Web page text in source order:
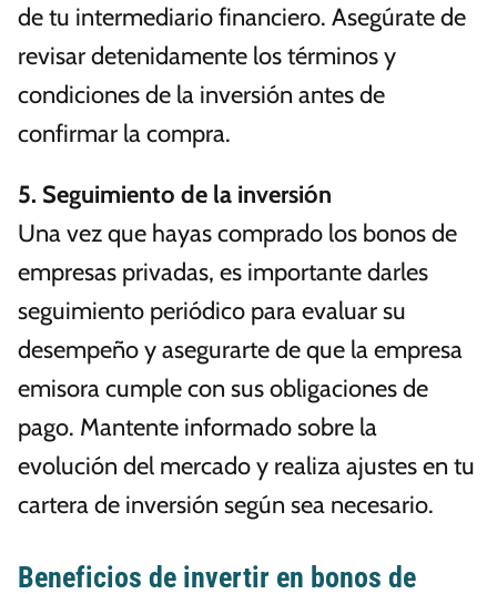
de tu intermediario financiero. Asegúrate de
revisar detenidamente los términos y
condiciones de la inversión antes de
confirmar la compra.
5. Seguimiento de la inversión
Una vez que hayas comprado los bonos de
empresas privadas, es importante darles
seguimiento periódico para evaluar su
desempeño y asegurarte de que la empresa
emisora cumple con sus obligaciones de
pago. Mantente informado sobre la
evolución del mercado y realiza ajustes en tu
cartera de inversión según sea necesario.
Beneficios de invertir en bonos de